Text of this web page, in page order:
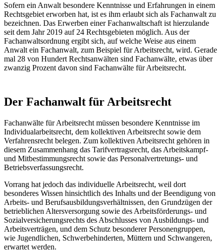
Sofern ein Anwalt besondere Kenntnisse und Erfahrungen in einem
Rechtsgebiet erworben hat, ist es ihm erlaubt sich als Fachanwalt zu
bezeichnen. Das Erwerben einer Fachanwaltschaft ist hierzulande
seit dem Jahr 2019 auf 24 Rechtsgebieten möglich. Aus der
Fachanwaltsordnung ergibt sich, auf welche Weise aus einem
Anwalt ein Fachanwalt, zum Beispiel für Arbeitsrecht, wird. Gerade
mal 28 von Hundert Rechtsanwälten sind Fachanwälte, etwas über
zwanzig Prozent davon sind Fachanwälte für Arbeitsrecht.
Der Fachanwalt für Arbeitsrecht
Fachanwälte für Arbeitsrecht müssen besondere Kenntnisse im
Individualarbeitsrecht, dem kollektiven Arbeitsrecht sowie dem
Verfahrensrecht belegen. Zum kollektiven Arbeitsrecht gehören in
diesem Zusammenhang das Tarifvertragsrecht, das Arbeitskampf-
und Mitbestimmungsrecht sowie das Personalvertretungs- und
Betriebsverfassungsrecht.
Vorrang hat jedoch das individuelle Arbeitsrecht, weil dort
besonderes Wissen hinsichtlich des Inhalts und der Beendigung von
Arbeits- und Berufsausbildungsverhältnissen, den Grundzügen der
betrieblichen Altersversorgung sowie des Arbeitsförderungs- und
Sozialversicherungsrechts des Abschlusses von Ausbildungs- und
Arbeitsverträgen, und dem Schutz besonderer Personengruppen,
wie Jugendlichen, Schwerbehinderten, Müttern und Schwangeren,
erwartet werden.